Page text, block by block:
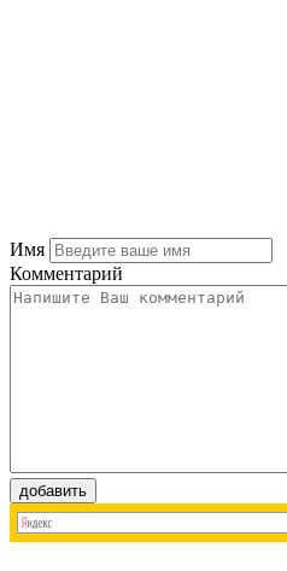
Имя
Комментарий